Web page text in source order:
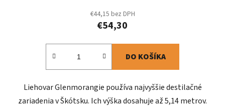
€44,15 bez DPH
€54,30
DO KOŠÍKA
Liehovar Glenmorangie používa najvyššie destilačné
zariadenia v Škótsku. Ich výška dosahuje až 5,14 metrov.